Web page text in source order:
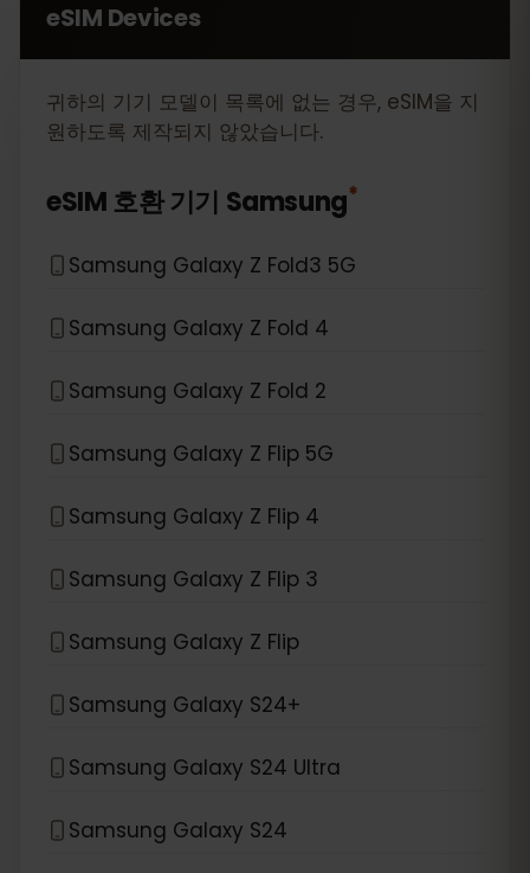
eSIM Devices
귀하의 기기 모델이 목록에 없는 경우, eSIM을 지
원하도록 제작되지 않았습니다.
eSIM 호환 기기 Samsung*
Samsung Galaxy Z Fold3 5G
Samsung Galaxy Z Fold 4
Samsung Galaxy Z Fold 2
Samsung Galaxy Z Flip 5G
Samsung Galaxy Z Flip 4
Samsung Galaxy Z Flip 3
Samsung Galaxy Z Flip
Samsung Galaxy S24+
Samsung Galaxy S24 Ultra
Samsung Galaxy S24